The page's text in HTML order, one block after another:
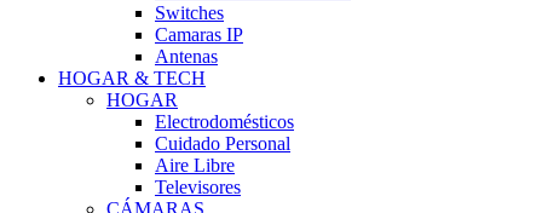
Switches
Camaras IP
Antenas
HOGAR & TECH
HOGAR
Electrodomésticos
Cuidado Personal
Aire Libre
Televisores
CÁMARAS